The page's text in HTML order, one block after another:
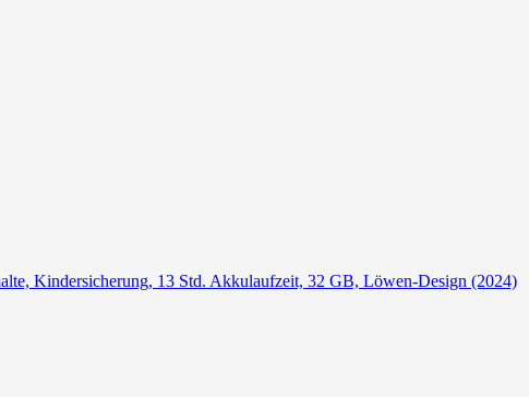
Kindersicherung, 13 Std. Akkulaufzeit, 32 GB, Löwen-Design (2024)